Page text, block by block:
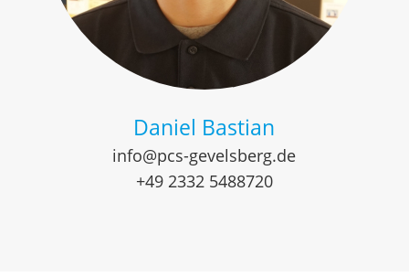
Daniel Bastian
info@pcs-gevelsberg.de
+49 2332 5488720